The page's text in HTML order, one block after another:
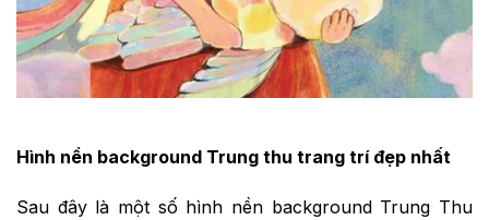
Hình nền background Trung thu trang trí đẹp nhất
Sau đây là một số hình nền background Trung Thu